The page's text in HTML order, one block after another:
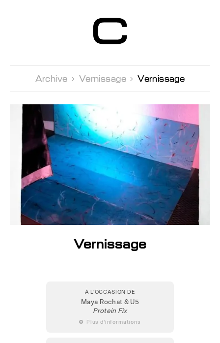
Contemporain
Genève
Archive  Vernissage  Vernissage
Vernissage
À L’OCCASION DE
Maya Rochat & U5
Protein Fix
 Plus d’informations